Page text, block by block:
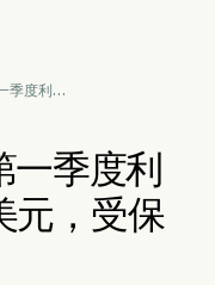
季度利润
一季度利
元，受保